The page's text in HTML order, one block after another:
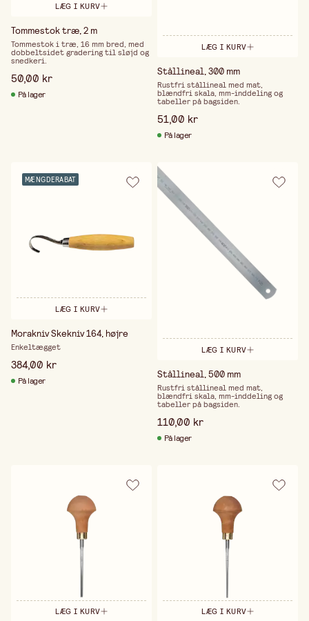
LÆG I KURV
Tommestok træ, 2 m
Tommestok i træ, 16 mm bred, med
dobbeltsidet gradering til sløjd og
snedkeri.
50,00 kr
På lager
LÆG I KURV
Stållineal, 300 mm
Rustfri stållineal med mat,
blændfri skala, mm-inddeling og
tabeller på bagsiden.
51,00 kr
På lager
MÆNGDERABAT
LÆG I KURV
Morakniv Skekniv 164, højre
Enkeltægget
384,00 kr
På lager
LÆG I KURV
Stållineal, 500 mm
Rustfri stållineal med mat,
blændfri skala, mm-inddeling og
tabeller på bagsiden.
110,00 kr
På lager
LÆG I KURV LÆG I KURV